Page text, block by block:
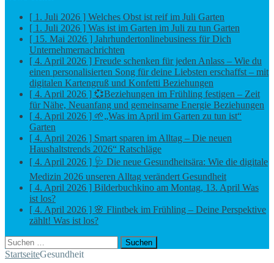
[ 1. Juli 2026 ] Welches Obst ist reif im Juli Garten
[ 1. Juli 2026 ] Was ist im Garten im Juli zu tun Garten
[ 15. Mai 2026 ] Jahrhundertonlinebusiness für Dich
Unternehmernachrichten
[ 4. April 2026 ] Freude schenken für jeden Anlass – Wie du
einen personalisierten Song für deine Liebsten erschaffst – mit
digitalen Kartengruß und Konfetti Beziehungen
[ 4. April 2026 ] 💞Beziehungen im Frühling festigen – Zeit
für Nähe, Neuanfang und gemeinsame Energie Beziehungen
[ 4. April 2026 ] 🌱„Was im April im Garten zu tun ist“
Garten
[ 4. April 2026 ] Smart sparen im Alltag – Die neuen
Haushaltstrends 2026“ Ratschläge
[ 4. April 2026 ] 🩺 Die neue Gesundheitsära: Wie die digitale
Medizin 2026 unseren Alltag verändert Gesundheit
[ 4. April 2026 ] Bilderbuchkino am Montag, 13. April Was
ist los?
[ 4. April 2026 ] 🌸 Flintbek im Frühling – Deine Perspektive
zählt! Was ist los?
Suchen
nach:
StartseiteGesundheit